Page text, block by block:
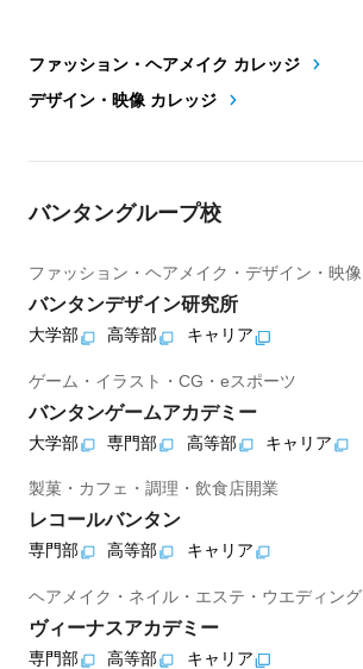
ファッション・ヘアメイク カレッジ
デザイン・映像 カレッジ
バンタングループ校
ファッション・ヘアメイク・デザイン・映像
バンタンデザイン研究所
大学部 高等部 キャリア
ゲーム・イラスト・CG・eスポーツ
バンタンゲームアカデミー
大学部 専門部 高等部 キャリア
製菓・カフェ・調理・飲食店開業
レコールバンタン
専門部 高等部 キャリア
ヘアメイク・ネイル・エステ・ウエディング
ヴィーナスアカデミー
専門部 高等部 キャリア